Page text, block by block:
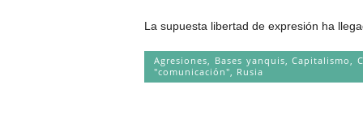
La supuesta libertad de expresión ha
Agresiones, Bases yanquis,Capitalismo,
"comunicación", Rusia